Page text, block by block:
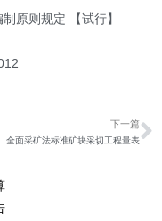
原则规定 【试行】
下一篇
全面采矿法标准矿块采切工程量表